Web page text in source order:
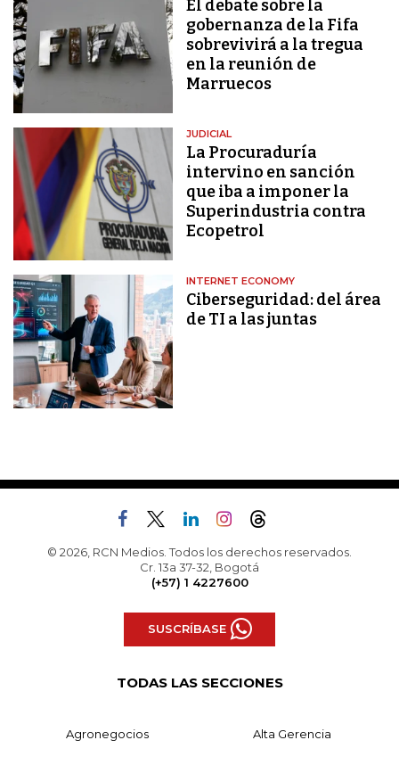
El debate sobre la
gobernanza de la Fifa
sobrevivirá a la tregua
en la reunión de
Marruecos
JUDICIAL
La Procuraduría
intervino en sanción
que iba a imponer la
Superindustria contra
Ecopetrol
INTERNET ECONOMY
Ciberseguridad: del área
de TI a las juntas
© 2026, RCN Medios. Todos los derechos reservados.
Cr. 13a 37-32, Bogotá
(+57) 1 4227600
SUSCRÍBASE
TODAS LAS SECCIONES
Agronegocios Alta Gerencia